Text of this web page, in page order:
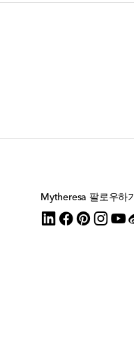
Mytheresa 팔로우하기